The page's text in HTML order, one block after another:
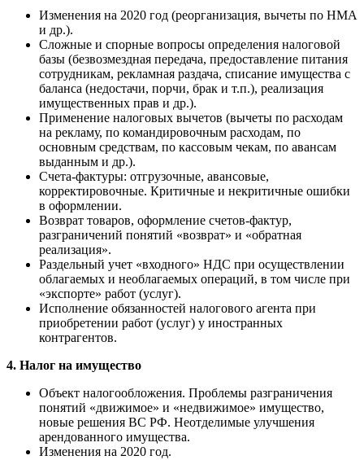
Изменения на 2020 год (реорганизация, вычеты по НМА
и др.).
Сложные и спорные вопросы определения налоговой
базы (безвозмездная передача, предоставление питания
сотрудникам, рекламная раздача, списание имущества с
баланса (недостачи, порчи, брак и т.п.), реализация
имущественных прав и др.).
Применение налоговых вычетов (вычеты по расходам
на рекламу, по командировочным расходам, по
основным средствам, по кассовым чекам, по авансам
выданным и др.).
Счета-фактуры: отгрузочные, авансовые,
корректировочные. Критичные и некритичные ошибки
в оформлении.
Возврат товаров, оформление счетов-фактур,
разграничений понятий «возврат» и «обратная
реализация».
Раздельный учет «входного» НДС при осуществлении
облагаемых и необлагаемых операций, в том числе при
«экспорте» работ (услуг).
Исполнение обязанностей налогового агента при
приобретении работ (услуг) у иностранных
контрагентов.
4. Налог на имущество
Объект налогообложения. Проблемы разграничения
понятий «движимое» и «недвижимое» имущество,
новые решения ВС РФ. Неотделимые улучшения
арендованного имущества.
Изменения на 2020 год.